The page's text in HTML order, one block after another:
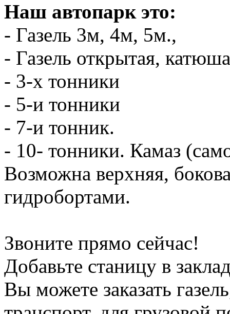
Наш автопарк это:
- Газель 3м, 4м, 5м.,
- Газель открытая,
- 3-х тонники
- 5-и тонники
- 7-и тонник.
- 10- тонники. Камаз
Возможна верхняя,
гидробортами.
Звоните прямо сейчас!
Добавьте станицу в
Вы можете заказать